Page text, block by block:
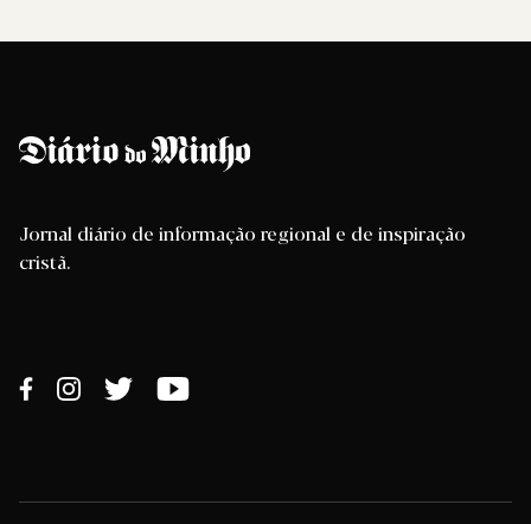
Jornal diário de informação regional e de inspiração
cristã.